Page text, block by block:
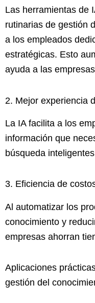
Las herramientas de
rutinarias de gestión
a los empleados
estratégicas. Esto
ayuda a las
2. Mejor experiencia
La IA facilita a los
información que
búsqueda
3. Eficiencia de
Al automatizar los
conocimiento y
empresas ahorran
Aplicaciones
gestión del